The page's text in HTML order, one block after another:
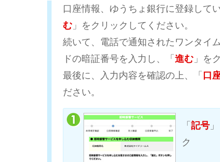
口座情報、ゆうちょ銀行に登録して
む 」をクリックしてください。
続いて、電話で通知されたワンタイ
ドの暗証番号を入力し、「 進む 」を
最後に、入力内容を確認の上、「 口
ださい。
「 記号
ク